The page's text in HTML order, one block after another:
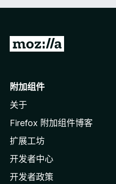
转
o
i
l
a
主
页
附加组件
关于
Firefox 附加组件博客
扩展工坊
开发者中心
开发者政策